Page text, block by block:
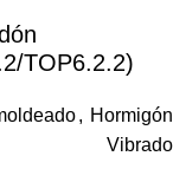
TOP6.2.2)
, Hormigón
Vibrado